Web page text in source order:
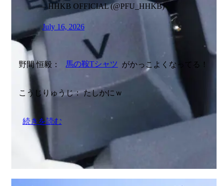
— HHKB OFFICIAL (@PFU_HHKB)
July 16, 2026
野間 恒毅： 馬の鞍Tシャツ がかっこよくなってる！
こうじりゅうじ： たしかにｗ
続きを読む